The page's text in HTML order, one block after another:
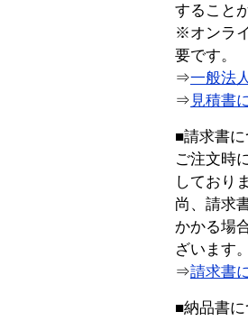
すること
※オンラ
要です。
⇒一般法
⇒ 見積書
■請求書
ご注文時
しており
尚、請求
かかる場
ざいます。
⇒請求書
■納品書